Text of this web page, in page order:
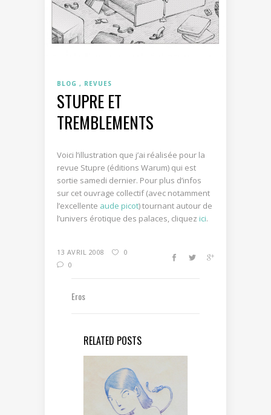
BLOG REVUES
STUPRE ET
TREMBLEMENTS
Voici l’illustration que j’ai réalisée pour la
revue Stupre (éditions Warum) qui est
sortie samedi dernier. Pour plus d’infos
sur cet ouvrage collectif (avec notamment
l’excellente aude picot) tournant autour de
l’univers érotique des palaces, cliquez ici.
13 AVRIL 2008
0
0
Eros
RELATED POSTS